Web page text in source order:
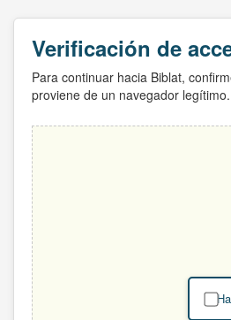
Verificación de
Para continuar hacia Biblat,
proviene de un navegador legítimo.